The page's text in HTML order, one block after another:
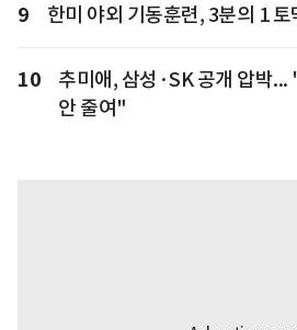
9 한미 야외 기동훈련, 3분의 1 토
10
추미애, 삼성·SK 공개 압박
안 줄여"